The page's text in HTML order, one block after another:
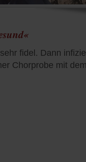
fidel. Dann
Chorprobe mit